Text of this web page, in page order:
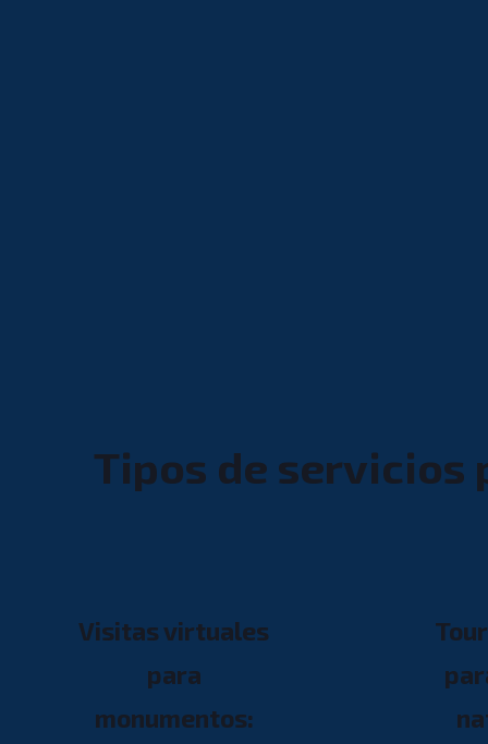
Tipos de servicios
Visitas virtuales
para
monumentos: